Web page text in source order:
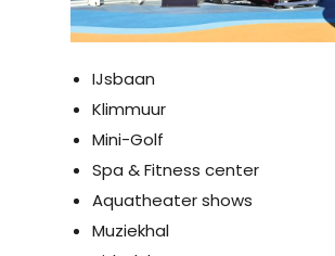
IJsbaan
Klimmuur
Mini-Golf
Spa & Fitness center
Aquatheater shows
Muziekhal